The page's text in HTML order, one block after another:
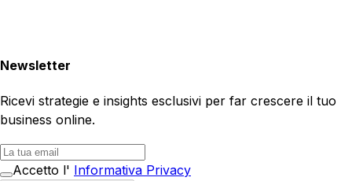
Newsletter
Ricevi strategie e insights esclusivi per far crescere il tuo
business online.
Accetto l' Informativa Privacy